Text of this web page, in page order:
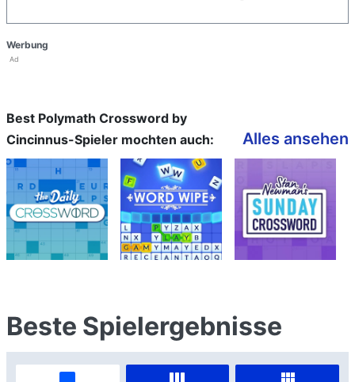
Werbung
Ad
Best Polymath Crossword by
Cincinnus-Spieler mochten auch:
Alles ansehen
Beste Spielergebnisse